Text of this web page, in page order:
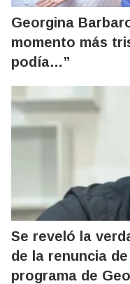
Georgina
momento más
podía…”
Se reveló la
de la renuncia
programa de